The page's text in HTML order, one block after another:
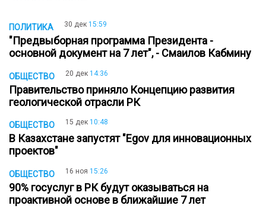
ПОЛИТИКА 30 дек 15:59
"Предвыборная программа Президента -
основной документ на 7 лет", - Смаилов Кабмину
ОБЩЕСТВО 20 дек 14:36
Правительство приняло Концепцию развития
геологической отрасли РК
ОБЩЕСТВО 15 дек 10:48
В Казахстане запустят "Еgov для инновационных
проектов"
ОБЩЕСТВО 16 ноя 15:26
90% госуслуг в РК будут оказываться на
проактивной основе в ближайшие 7 лет